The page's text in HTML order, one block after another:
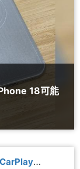
18可能